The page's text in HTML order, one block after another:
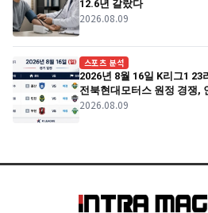
12.6년 갈랐다
2026.08.09
스포츠 분석
2026년 8월 16일 K리그1 23
전북현대모터스 원정 경쟁,
2026.08.09